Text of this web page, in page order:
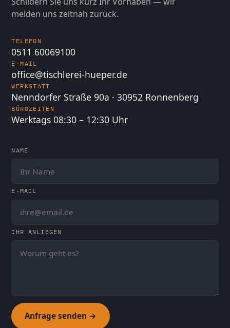
melden uns zeitnah zurück.
TELEFON
0511 60069100
E-MAIL
office@tischlerei-hueper.de
WERKSTATT
Nenndorfer Straße 90a · 30952 Ronnenberg
BÜROZEITEN
Werktags 08:30 – 12:30 Uhr
NAME
E-MAIL
IHR ANLIEGEN
Anfrage senden →